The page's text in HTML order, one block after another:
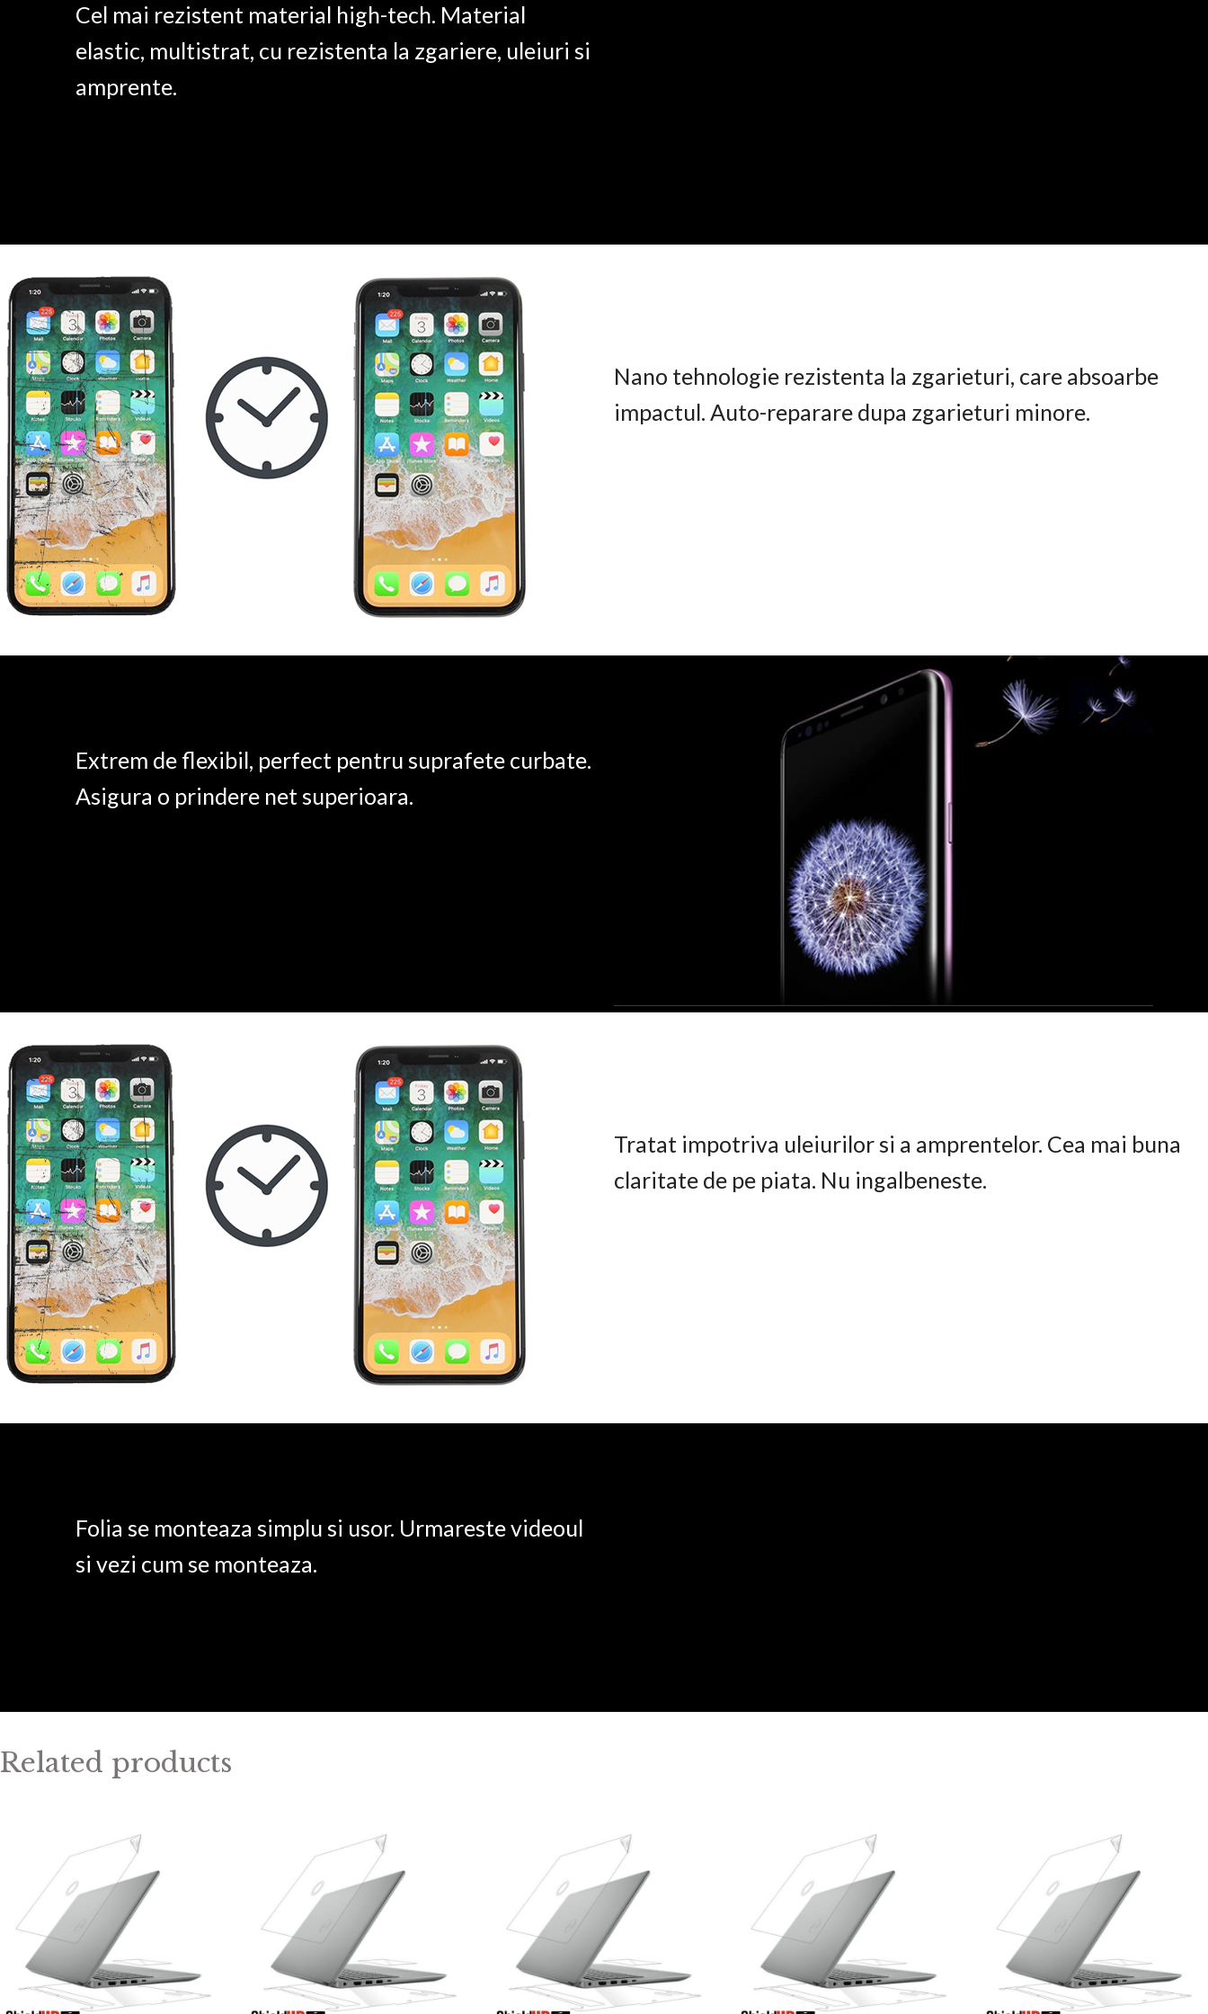
Cel mai rezistent material high-tech. Material
elastic, multistrat, cu rezistenta la zgariere, uleiuri si
amprente.
Nano tehnologie rezistenta la zgarieturi, care absoarbe
impactul. Auto-reparare dupa zgarieturi minore.
Extrem de flexibil, perfect pentru suprafete curbate.
Asigura o prindere net superioara.
Tratat impotriva uleiurilor si a amprentelor. Cea mai buna
claritate de pe piata. Nu ingalbeneste.
Folia se monteaza simplu si usor. Urmareste videoul
si vezi cum se monteaza.
Related products